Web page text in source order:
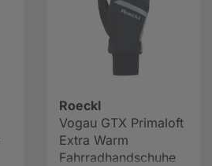
Roeckl
Vogau GTX Primaloft
Extra Warm
Fahrradhandschuhe